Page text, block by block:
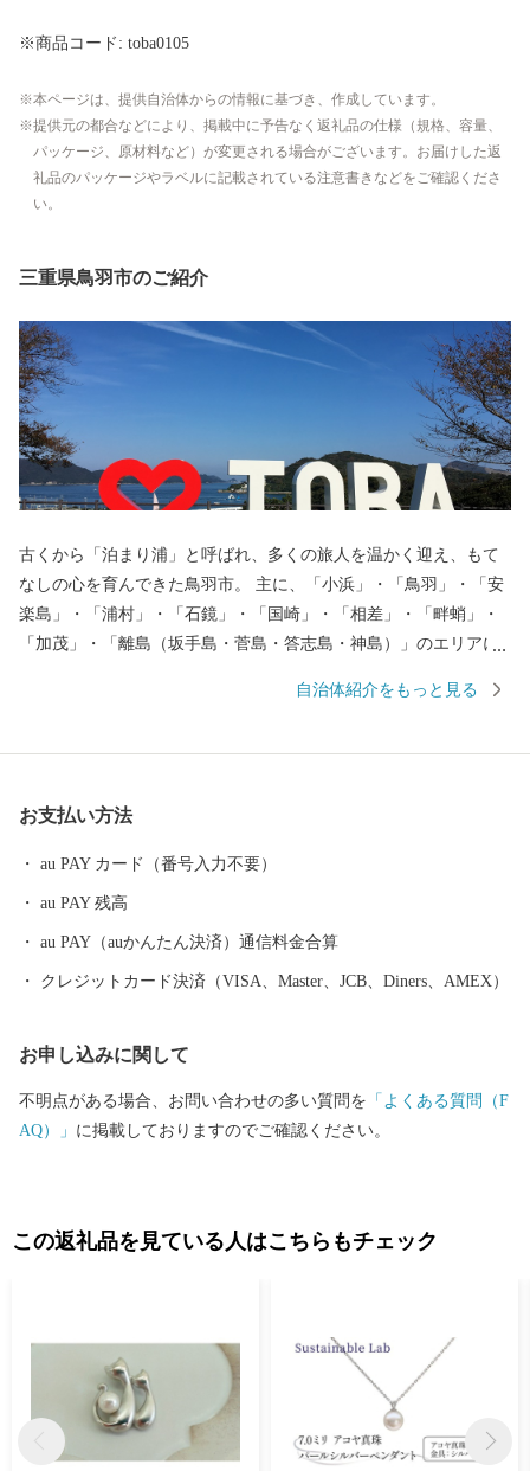
※商品コード: toba0105
本ページは、提供自治体からの情報に基づき、作成しています。
提供元の都合などにより、掲載中に予告なく返礼品の仕様（規格、容量、
パッケージ、原材料など）が変更される場合がございます。お届けした返
礼品のパッケージやラベルに記載されている注意書きなどをご確認くださ
い。
三重県鳥羽市のご紹介
古くから「泊まり浦」と呼ばれ、多くの旅人を温かく迎え、もて
なしの心を育んできた鳥羽市。 主に、「小浜」・「鳥羽」・「安
楽島」・「浦村」・「石鏡」・「国崎」・「相差」・「畔蛸」・
「加茂」・「離島（坂手島・菅島・答志島・神島）」のエリアに
られる海の幸、独自の自然や文化を残し、今なお受け継がれる海
世界で初めて真珠の養殖に成功した地でもあります。鳥羽市はそ
立ち並び、温泉、グルメなど、旅の目的に応じて、様々な鳥羽の
楽しみ方が見つかるはずです。
自治体紹介をもっと見る
お支払い方法
au PAY カード（番号入力不要）
au PAY 残高
au PAY（auかんたん決済）通信料金合算
クレジットカード決済（VISA、Master、JCB、Diners、AMEX）
お申し込みに関して
不明点がある場合、お問い合わせの多い質問を 「よくある質問（F
AQ）」 に掲載しておりますのでご確認ください。
この返礼品を見ている人はこちらもチェック